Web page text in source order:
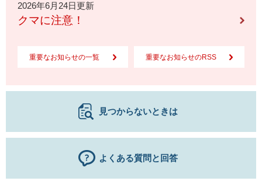
2026年6月24日更新
クマに注意！
重要なお知らせの一覧 重要なお知らせのRSS
見つからないときは
よくある質問と回答